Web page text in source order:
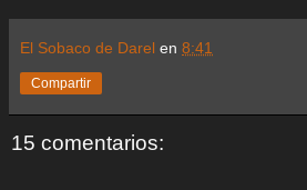
El Sobaco de Darel en 8:41
Compartir
15 comentarios: